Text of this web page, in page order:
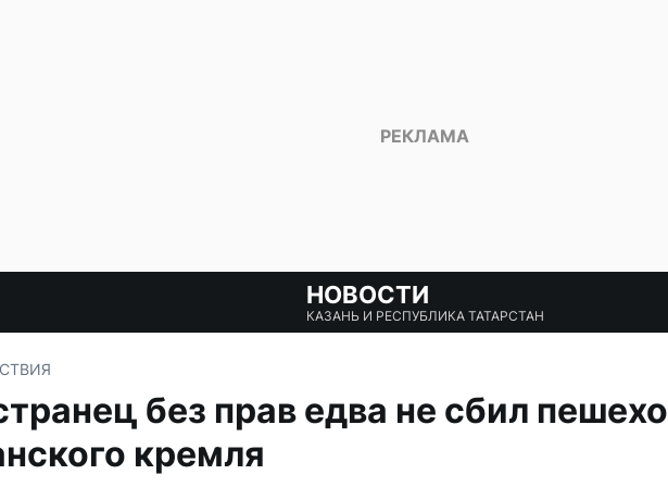
НОВОСТИ
КАЗАНЬ И РЕСПУБЛИКА ТАТАРСТАН
без прав едва не сбил
кремля